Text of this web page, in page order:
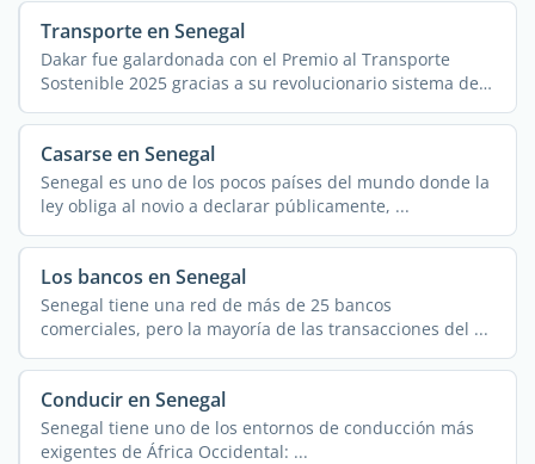
Transporte en Senegal
Dakar fue galardonada con el Premio al Transporte
Sostenible 2025 gracias a su revolucionario sistema de
autobuses ...
Casarse en Senegal
Senegal es uno de los pocos países del mundo donde la
ley obliga al novio a declarar públicamente, ...
Los bancos en Senegal
Senegal tiene una red de más de 25 bancos
comerciales, pero la mayoría de las transacciones del ...
Conducir en Senegal
Senegal tiene uno de los entornos de conducción más
exigentes de África Occidental: ...